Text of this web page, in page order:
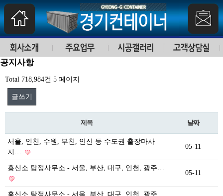
공지사항
Total 718,984건 5 페이지
글쓰기
제목 날짜
서울, 인천, 수원, 부천, 안산 등 수도권 출장마사
지…
05-11
흥신소 탐정사무소 - 서울, 부산, 대구, 인천, 광주…
05-11
흥신소 탐정사무소 - 서울, 부산, 대구, 인천, 광주…